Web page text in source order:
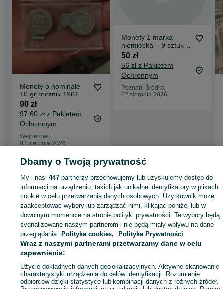
Monety o nominale
10 gr rocznik 1961
oraz 1966
90 zł
97,60 zł z Pakietem
Ochronnym
Wejherowo
03 sierpnia 2026
Monety 1 marka
niemiecka – 9 sztuk –
różne roczniki
50 zł
56 zł z Pakietem
Ochronnym
Poznań, Śródka
02 sierpnia 2026
Strona główna Antyki i Kolekcje Kolekcje Numizmatyka Zestawy
Kujawsko-pomorskie
Zestawy - Samostrzel
KATEGORIA
ID:973034253 Wyświetlenia:
Kup
Dbamy o Twoją prywatność
My i nasi447 partnerzy przechowujemy lub uzyskujemy dostęp do
informacji na urządzeniu, takich jak unikalne identyfikatory w plikach
cookie w celu przetwarzania danych osobowych. Użytkownik może
zaakceptować wybory lub zarządzać nimi, klikając poniżej lub w
dowolnym momencie na stronie polityki prywatności. Te wybory będą
sygnalizowane naszym partnerom i nie będą miały wpływu na dane
przeglądania. Polityka cookies, Polityka Prywatności
Wraz z naszymi partnerami przetwarzamy dane w celu
zapewnienia:
Użycie dokładnych danych geolokalizacyjnych. Aktywne skanowanie
charakterystyki urządzenia do celów identyfikacji. Rozumienie
odbiorców dzięki statystyce lub kombinacji danych z różnych źródeł.